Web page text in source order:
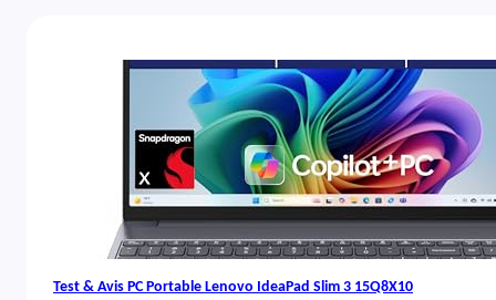
Test & Avis PC Portable Lenovo IdeaPad Slim 3 15Q8X10